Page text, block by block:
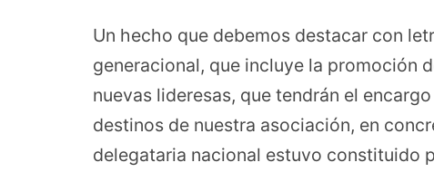
Un hecho que debemos destacar con
generacional, que incluye la promoción
nuevas lideresas, que tendrán el
destinos de nuestra asociación, en
delegataria nacional estuvo constituido